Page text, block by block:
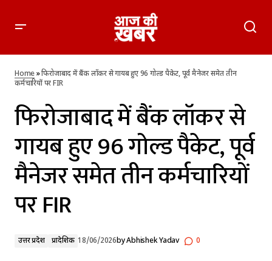
तीन कर्मचारियों पर FIR
Home»फिरोजाबाद में बैंक लॉकर से गायब हुए 96 गोल्ड पैकेट, पूर्व मैनेजर समेत तीन
कर्मचारियों पर FIR
फिरोजाबाद में बैंक लॉकर से
गायब हुए 96 गोल्ड पैकेट, पूर्व
मैनेजर समेत तीन कर्मचारियों
पर FIR
उत्तर प्रदेश प्रादेशिक 18/06/2026byAbhishek Yadav 0